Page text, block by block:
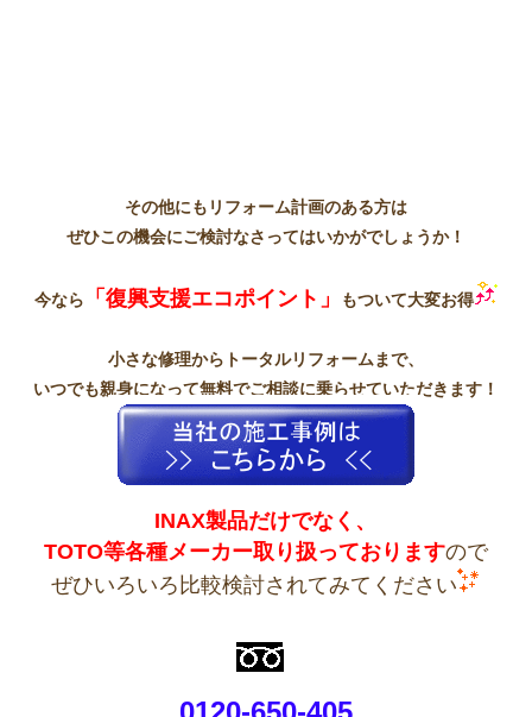
その他にもリフォーム計画のある方は
ぜひこの機会にご検討なさってはいかがでしょうか！
今なら 「復興支援エコポイント」 もついて大変お得
小さな修理からトータルリフォームまで、
いつでも親身になって無料でご相談に乗らせていただきます！
INAX製品だけでなく、
TOTO等各種メーカー取り扱っておりますので
ぜひいろいろ比較検討されてみてください